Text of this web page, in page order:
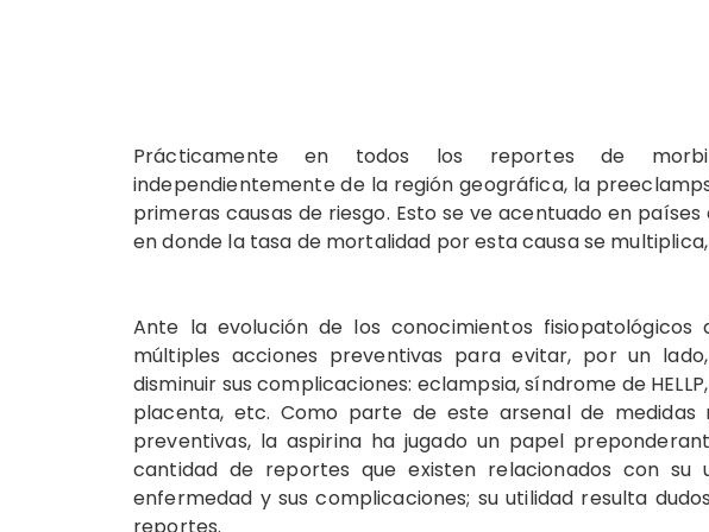
Prácticamente en todos los reportes de
independientemente de la región geográfica, la
primeras causas de riesgo. Esto se ve acentuado en
en donde la tasa de mortalidad por esta causa se
Ante la evolución de los conocimientos
múltiples acciones preventivas para evitar, por un
disminuir sus complicaciones: eclampsia, síndrome de
placenta, etc. Como parte de este arsenal de medidas
preventivas, la aspirina ha jugado un papel
cantidad de reportes que existen relacionados con
enfermedad y sus complicaciones; su utilidad resulta